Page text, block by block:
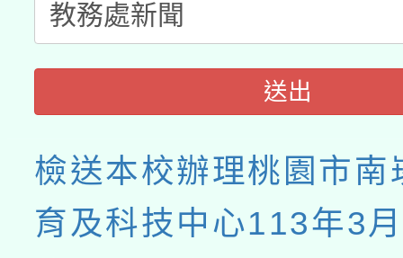
送出
檢送本校辦理桃園市南
育及科技中心113年3